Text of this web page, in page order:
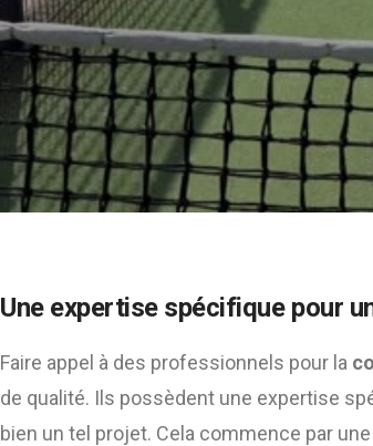
Une expertise spécifique pour
Faire appel à des professionnels pour la
de qualité. Ils possèdent une expertise
bien un tel projet. Cela commence par